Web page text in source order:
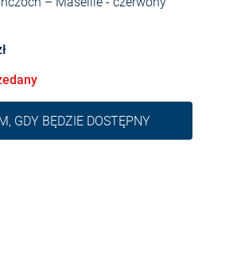
GDY BĘDZIE DOSTĘPNY